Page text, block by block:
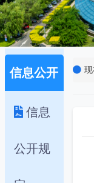
信息公开
信息
公开规
现